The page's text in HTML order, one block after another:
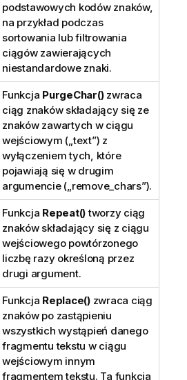
podstawowych kodów znaków,
na przykład podczas
sortowania lub filtrowania
ciągów zawierających
niestandardowe znaki.
Funkcja PurgeChar()zwraca
ciąg znaków składający się ze
znaków zawartych w ciągu
wejściowym („text”) z
wyłączeniem tych, które
pojawiają się w drugim
argumencie („remove_chars”).
Funkcja Repeat()tworzy ciąg
znaków składający się z ciągu
wejściowego powtórzonego
liczbę razy określoną przez
drugi argument.
Funkcja Replace()zwraca ciąg
znaków po zastąpieniu
wszystkich wystąpień danego
fragmentu tekstu w ciągu
wejściowym innym
fragmentem tekstu. Ta funkcja